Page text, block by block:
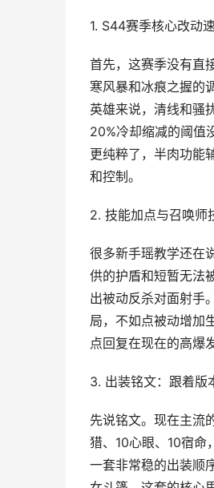
1. S44赛季核心改动
首先，这赛季没有直
寒风暴和冰痕之握的
英雄来说，清线和骚
20%冷却缩减的阈值
更纯粹了，半肉功能
和控制。
2. 技能加点与召唤师
很多新手瑶教学还在
供的护盾和短暂无法
出被动反杀对面射手
局，不如点被动增加
点回复在现在的高爆
3. 出装铭文：跟着版
先说铭文。现在主流
猎、10心眼、10宿命
一套非常稳的出装顺